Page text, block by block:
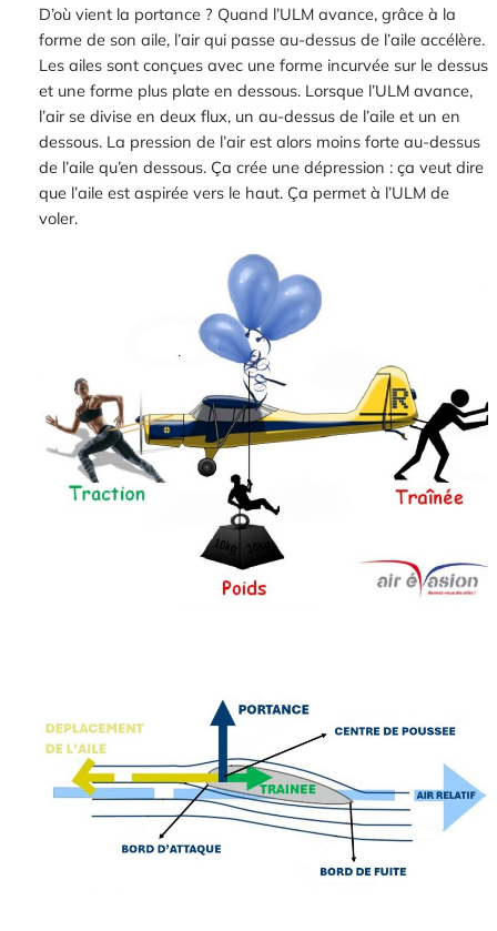
D’où vient la portance ? Quand l’ULM avance, grâce à la
forme de son aile, l’air qui passe au-dessus de l’aile accélère.
Les ailes sont conçues avec une forme incurvée sur le dessus
et une forme plus plate en dessous. Lorsque l’ULM avance,
l’air se divise en deux flux, un au-dessus de l’aile et un en
dessous. La pression de l’air est alors moins forte au-dessus
de l’aile qu’en dessous. Ça crée une dépression : ça veut dire
que l’aile est aspirée vers le haut. Ça permet à l’ULM de
voler.